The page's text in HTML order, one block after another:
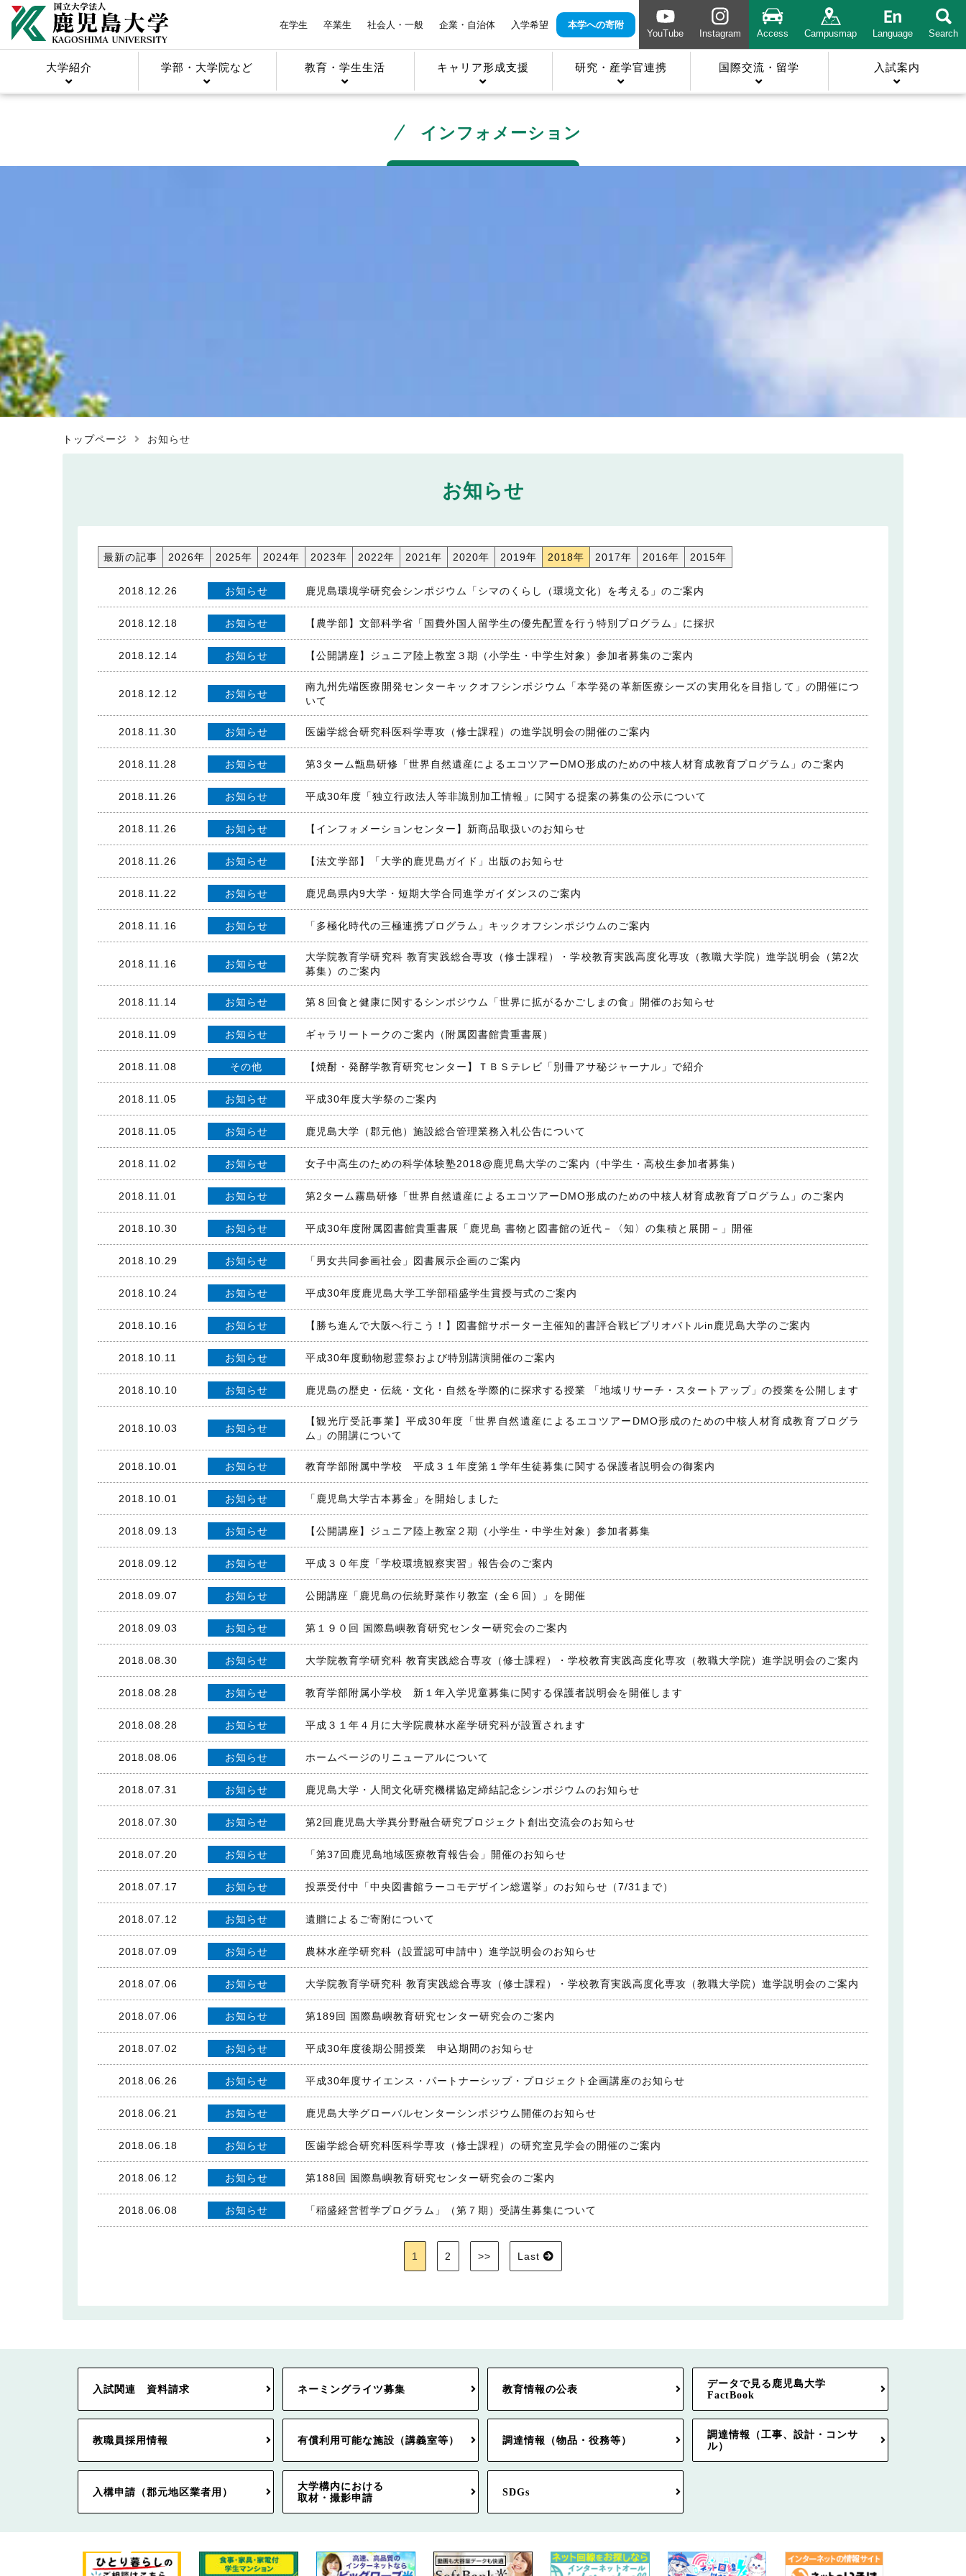
在学生 卒業生 社会人・一般 企業・自治体 入学希望
本学への寄附
YouTube
Instagram Access Campusmap Language Search
大学紹介 学部・大学院など 教育・学生生活 キャリア形成支援 研究・産学官連携 国際交流・留学 入試案内
インフォメーション
トップページ お知らせ
お知らせ
最新の記事 2026年 2025年 2024年 2023年 2022年 2021年 2020年 2019年 2018年 2017年 2016年 2015年
2018.12.26 お知らせ 鹿児島環境学研究会シンポジウム「シマのくらし（環境文化）を考える」のご案内
2018.12.18 お知らせ 【農学部】文部科学省「国費外国人留学生の優先配置を行う特別プログラム」に採択
2018.12.14 お知らせ 【公開講座】ジュニア陸上教室３期（小学生・中学生対象）参加者募集のご案内
2018.12.12 お知らせ
南九州先端医療開発センターキックオフシンポジウム「本学発の革新医療シーズの実用化を目指して」の開催につ
いて
2018.11.30 お知らせ 医歯学総合研究科医科学専攻（修士課程）の進学説明会の開催のご案内
2018.11.28 お知らせ 第3ターム甑島研修「世界自然遺産によるエコツアーDMO形成のための中核人材育成教育プログラム」のご案内
2018.11.26 お知らせ 平成30年度「独立行政法人等非識別加工情報」に関する提案の募集の公示について
2018.11.26 お知らせ 【インフォメーションセンター】新商品取扱いのお知らせ
2018.11.26 お知らせ 【法文学部】「大学的鹿児島ガイド」出版のお知らせ
2018.11.22 お知らせ 鹿児島県内9大学・短期大学合同進学ガイダンスのご案内
2018.11.16 お知らせ 「多極化時代の三極連携プログラム」キックオフシンポジウムのご案内
2018.11.16 お知らせ
大学院教育学研究科 教育実践総合専攻（修士課程）・学校教育実践高度化専攻（教職大学院）進学説明会（第2次
募集）のご案内
2018.11.14 お知らせ 第８回食と健康に関するシンポジウム「世界に拡がるかごしまの食」開催のお知らせ
2018.11.09 お知らせ ギャラリートークのご案内（附属図書館貴重書展）
2018.11.08 その他 【焼酎・発酵学教育研究センター】ＴＢＳテレビ「別冊アサ秘ジャーナル」で紹介
2018.11.05 お知らせ 平成30年度大学祭のご案内
2018.11.05 お知らせ 鹿児島大学（郡元他）施設総合管理業務入札公告について
2018.11.02 お知らせ 女子中高生のための科学体験塾2018@鹿児島大学のご案内（中学生・高校生参加者募集）
2018.11.01 お知らせ 第2ターム霧島研修「世界自然遺産によるエコツアーDMO形成のための中核人材育成教育プログラム」のご案内
2018.10.30 お知らせ 平成30年度附属図書館貴重書展「鹿児島 書物と図書館の近代－〈知〉の集積と展開－」開催
2018.10.29 お知らせ 「男女共同参画社会」図書展示企画のご案内
2018.10.24 お知らせ 平成30年度鹿児島大学工学部稲盛学生賞授与式のご案内
2018.10.16 お知らせ 【勝ち進んで大阪へ行こう！】図書館サポーター主催知的書評合戦ビブリオバトルin鹿児島大学のご案内
2018.10.11 お知らせ 平成30年度動物慰霊祭および特別講演開催のご案内
2018.10.10 お知らせ 鹿児島の歴史・伝統・文化・自然を学際的に探求する授業 「地域リサーチ・スタートアップ」の授業を公開します
2018.10.03 お知らせ
【観光庁受託事業】平成30年度「世界自然遺産によるエコツアーDMO形成のための中核人材育成教育プログラ
ム」の開講について
2018.10.01 お知らせ 教育学部附属中学校 平成３１年度第１学年生徒募集に関する保護者説明会の御案内
2018.10.01 お知らせ 「鹿児島大学古本募金」を開始しました
2018.09.13 お知らせ 【公開講座】ジュニア陸上教室２期（小学生・中学生対象）参加者募集
2018.09.12 お知らせ 平成３０年度「学校環境観察実習」報告会のご案内
2018.09.07 お知らせ 公開講座「鹿児島の伝統野菜作り教室（全６回）」を開催
2018.09.03 お知らせ 第１９０回 国際島嶼教育研究センター研究会のご案内
2018.08.30 お知らせ 大学院教育学研究科 教育実践総合専攻（修士課程）・学校教育実践高度化専攻（教職大学院）進学説明会のご案内
2018.08.28 お知らせ 教育学部附属小学校 新１年入学児童募集に関する保護者説明会を開催します
2018.08.28 お知らせ 平成３１年４月に大学院農林水産学研究科が設置されます
2018.08.06 お知らせ ホームページのリニューアルについて
2018.07.31 お知らせ 鹿児島大学・人間文化研究機構協定締結記念シンポジウムのお知らせ
2018.07.30 お知らせ 第2回鹿児島大学異分野融合研究プロジェクト創出交流会のお知らせ
2018.07.20 お知らせ 「第37回鹿児島地域医療教育報告会」開催のお知らせ
2018.07.17 お知らせ 投票受付中「中央図書館ラーコモデザイン総選挙」のお知らせ（7/31まで）
2018.07.12 お知らせ 遺贈によるご寄附について
2018.07.09 お知らせ 農林水産学研究科（設置認可申請中）進学説明会のお知らせ
2018.07.06 お知らせ 大学院教育学研究科 教育実践総合専攻（修士課程）・学校教育実践高度化専攻（教職大学院）進学説明会のご案内
2018.07.06 お知らせ 第189回 国際島嶼教育研究センター研究会のご案内
2018.07.02 お知らせ 平成30年度後期公開授業 申込期間のお知らせ
2018.06.26 お知らせ 平成30年度サイエンス・パートナーシップ・プロジェクト企画講座のお知らせ
2018.06.21 お知らせ 鹿児島大学グローバルセンターシンポジウム開催のお知らせ
2018.06.18 お知らせ 医歯学総合研究科医科学専攻（修士課程）の研究室見学会の開催のご案内
2018.06.12 お知らせ 第188回 国際島嶼教育研究センター研究会のご案内
2018.06.08 お知らせ 「稲盛経営哲学プログラム」（第７期）受講生募集について
1 2 >> Last
入試関連 資料請求 ネーミングライツ募集 教育情報の公表
データで見る鹿児島大学
FactBook
教職員採用情報 有償利用可能な施設（講義室等） 調達情報（物品・役務等）
調達情報（工事、設計・コンサ
ル）
入構申請（郡元地区業者用）
大学構内における
取材・撮影申請
SDGs